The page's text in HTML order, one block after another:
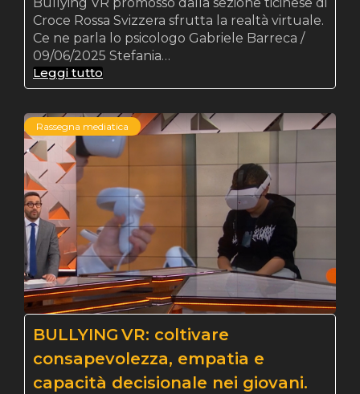
Croce Rossa Svizzera sfrutta la realtà virtuale.
Ce ne parla lo psicologo Gabriele Barreca /
09/06/2025 Stefania…
Leggi tutto
Rassegna mediatica
BULLYING VR: coltivare
consapevolezza, empatia e
capacità decisionale nei giovani.